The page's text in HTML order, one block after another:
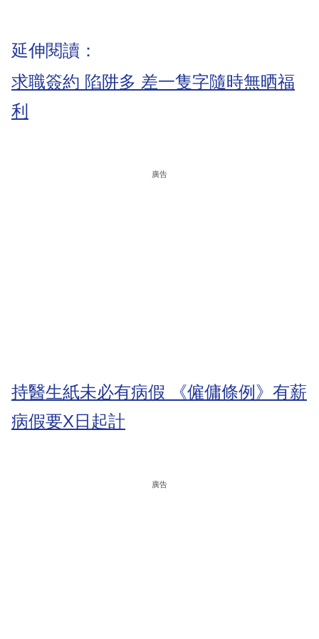
延伸閱讀：
求職簽約 陷阱多 差一隻字隨時無晒福
利
廣告
持醫生紙未必有病假 《僱傭條例》有薪
病假要X日起計
廣告